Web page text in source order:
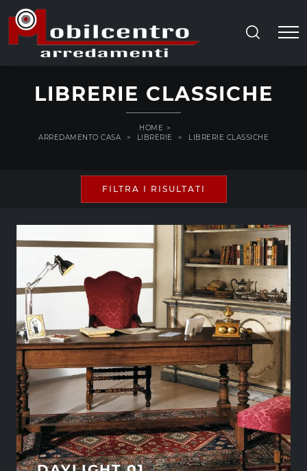
LIBRERIE CLASSICHE
HOME >
ARREDAMENTO CASA
> LIBRERIE > LIBRERIE CLASSICHE
FILTRA I RISULTATI